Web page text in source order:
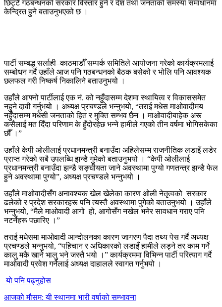
छिट्टै गठबन्धनको सरकार विस्तार हुने र देश तथा जनताको समस्या समाधानमा
केन्द्रित हुने बताउनुभएको छ ।
पार्टी सम्बद्ध सर्लाही–काठमाडौँ सम्पर्क समितिले आयोजना गरेको कार्यक्रमलाई
सम्बोधन गर्दै उहाँले आज पनि गठबन्धनको बैठक बसेको र भोलि पनि आवश्यक
छलफल गरी निष्कर्ष निकालिने बताउनुभयो ।
उहाँले आफ्नो पार्टीलाई एक नं. को नहुँदासम्म देशमा स्थायित्व र विकाससमेत
नहुने दावी गर्नुभयो । अध्यक्ष प्रचण्डले भन्नुभयो, “तराई मधेस माओवादीमय
नहुँदासम्म मधेसी जनताको हित र मुक्ति सम्भव छैन । माओवादीबाहेक अरू
कसैलाई मत दिँदा परिणाम के हुँदोरहेछ भन्ने हामीले गएको तीन वर्षमा भोगिसकेका
छौँ ।”
उहाँले केपी ओलीलाई प्रधानमन्त्री बनाउँदा अहिलेसम्म राजनीतिक लडाइँ लडेर
प्राप्त गरेको सबै उपलब्धि झन्डै गुमेको बताउनुभयो । “केपी ओलीलाई
प्रधानमन्त्री बनाउँदा झन्डै सङ्घीयता जाने अवस्थामा पुग्यो गणतन्त्र झन्डै फेल
हुने अवस्थामा पुग्यो”, अध्यक्ष प्रचण्डले भन्नुभयो ।
उहाँले माओवादीसँग अनावश्यक खेल खेलेका कारण ओली नेतृत्वको सरकार
ढलेको र प्रदेश सरकारहरू पनि त्यस्तै अवस्थामा पुगेको बताउनुभयो । उहाँले
भन्नुभयो, “मैले माओवादी आगो हो, आगोसँग नखेल भनेर सावधान गराए पनि
नटर्नेहरू पछारिए ।”
तराई मधेसमा माओवादी आन्दोलनका कारण जागरण पैदा तथ्य पेस गर्दै अध्यक्ष
प्रचण्डले भन्नुभयो, “पहिचान र अधिकारको लडाइँ हामीले लड्ने तर काम गर्ने
कालु मकै खाने भालु भने जस्तै भयो ।” कार्यक्रममा विभिन्न पार्टी परित्याग गर्दै
माओवादी प्रवेश गर्नेलाई अध्यक्ष दाहालले स्वागत गर्नुभयो ।
यो पनि पढ्नुहोस
आजको मौसम: यी स्थानमा भारी वर्षाको सम्भावना